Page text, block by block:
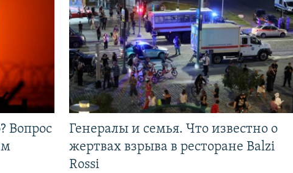
Вопрос
Генералы и семья. Что известно о
жертвах взрыва в ресторане Balzi
Rossi